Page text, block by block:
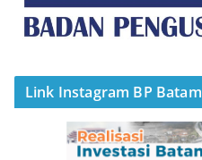
Link Instagram BP Batam